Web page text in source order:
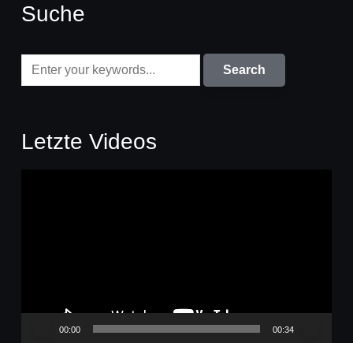
Suche
Letzte Videos
00:00 00:34